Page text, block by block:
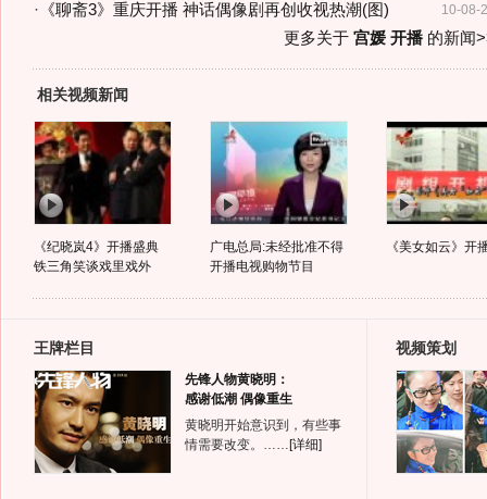
10-08-
· 《聊斋3》重庆开播 神话偶像剧再创收视热潮(图)
更多关于 宫媛 开播的新闻
相关视频新闻
《纪晓岚4》开播盛典
铁三角笑谈戏里戏外
广电总局:未经批准不得
开播电视购物节目
《美女如云》开
王牌栏目
先锋人物黄晓明：
感谢低潮 偶像重生
黄晓明开始意识到，有些事
情需要改变。…… [详细]
视频策划